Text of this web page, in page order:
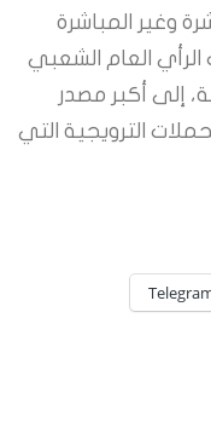
وغير المباشرة
العام الشعبي
إلى أكبر مصدر
الترويجية التي